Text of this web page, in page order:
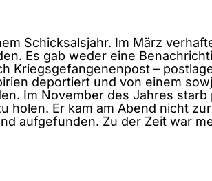
Schicksalsjahr. Im März
Es gab weder eine
Kriegsgefangenenpost –
deportiert und von einem
Im November des Jahres
holen. Er kam am Abend nicht
aufgefunden. Zu der Zeit war